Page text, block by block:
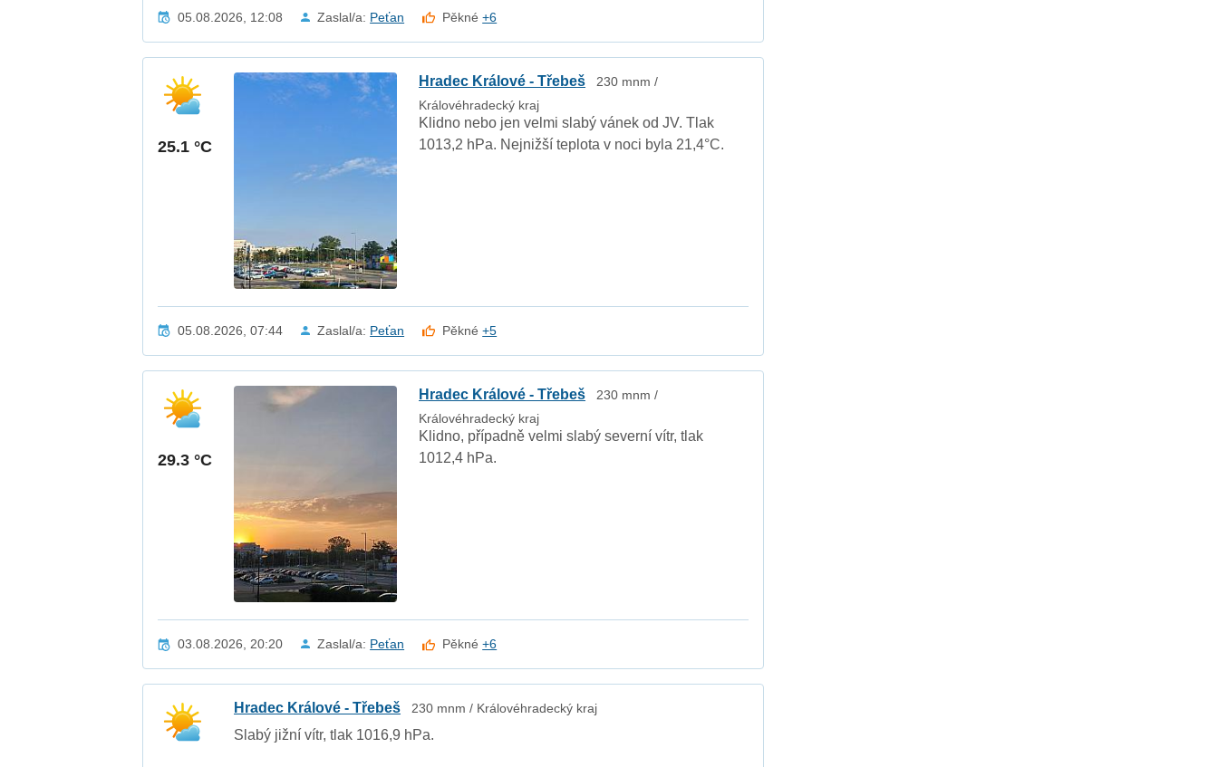
05.08.2026, 12:08 Zaslal/a: Peťan Pěkné+6
25.1 °C
Hradec Králové - Třebeš
230 mnm /
Královéhradecký kraj
Klidno nebo jen velmi slabý vánek od JV. Tlak
1013,2 hPa. Nejnižší teplota v noci byla 21,4°C.
05.08.2026, 07:44 Zaslal/a: Peťan Pěkné+5
29.3 °C
Hradec Králové - Třebeš
230 mnm /
Královéhradecký kraj
Klidno, případně velmi slabý severní vítr, tlak
1012,4 hPa.
03.08.2026, 20:20 Zaslal/a: Peťan Pěkné+6
Hradec Králové - Třebeš 230 mnm / Královéhradecký kraj
Slabý jižní vítr, tlak 1016,9 hPa.